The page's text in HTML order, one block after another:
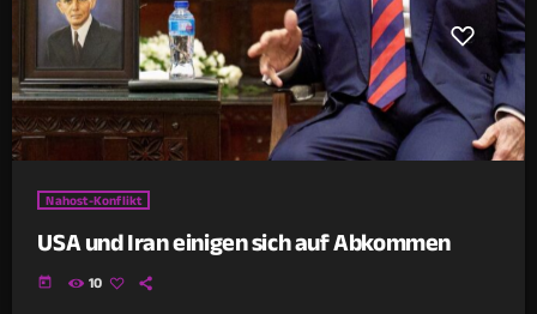
Nahost-Konflikt
USA und Iran einigen sich auf Abkommen
today 10